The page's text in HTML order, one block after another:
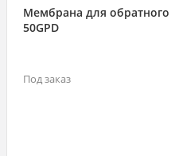
Мембрана для
50GPD
Под заказ